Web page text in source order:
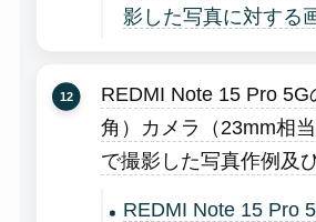
影した写真に対する
REDMI Note 15 Pro
角）カメラ（23mm相当
で撮影した写真作例及
REDMI Note 15 Pro